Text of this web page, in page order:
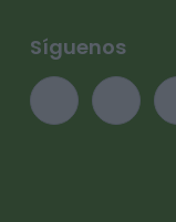
Síguenos